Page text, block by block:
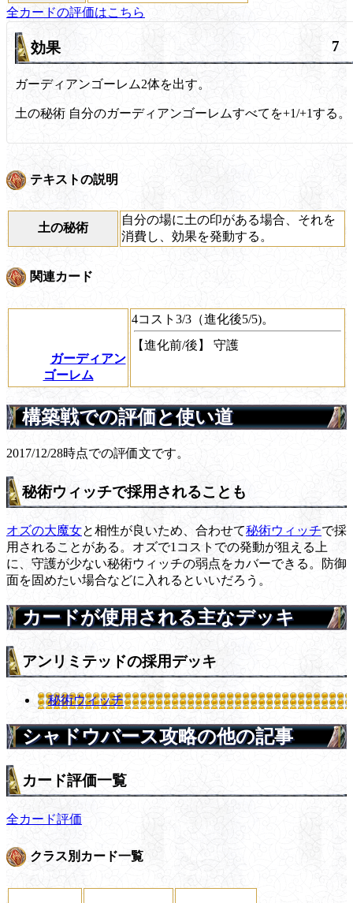
全カードの評価はこちら
効果 7
ガーディアンゴーレム2体を出す。
土の秘術 自分のガーディアンゴーレムすべてを+1/+1する。
テキストの説明
土の秘術
自分の場に土の印がある場合、それを
消費し、効果を発動する。
関連カード
ガーディアン
ゴーレム
4コスト3/3（進化後5/5)。
【進化前/後】 守護
構築戦での評価と使い道
2017/12/28時点での評価文です。
秘術ウィッチで採用されることも
オズの大魔女と相性が良いため、合わせて秘術ウィッチで採
用されることがある。オズで1コストでの発動が狙える上
に、守護が少ない秘術ウィッチの弱点をカバーできる。防御
面を固めたい場合などに入れるといいだろう。
カードが使用される主なデッキ
アンリミテッドの採用デッキ
秘術ウィッチ
シャドウバース攻略の他の記事
カード評価一覧
全カード評価
クラス別カード一覧